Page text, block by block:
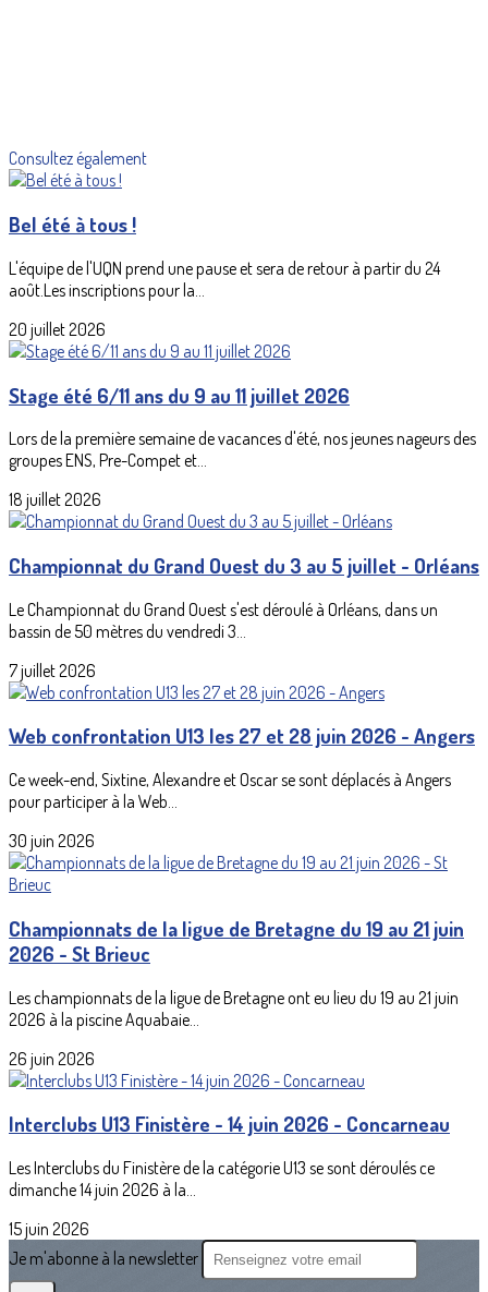
Consultez également
Bel été à tous !
L'équipe de l'UQN prend une pause et sera de retour à partir du 24
août.Les inscriptions pour la...
20 juillet 2026
Stage été 6/11 ans du 9 au 11 juillet 2026
Lors de la première semaine de vacances d'été, nos jeunes nageurs des
groupes ENS, Pre-Compet et...
18 juillet 2026
Championnat du Grand Ouest du 3 au 5 juillet - Orléans
Le Championnat du Grand Ouest s'est déroulé à Orléans, dans un
bassin de 50 mètres du vendredi 3...
7 juillet 2026
Web confrontation U13 les 27 et 28 juin 2026 - Angers
Ce week-end, Sixtine, Alexandre et Oscar se sont déplacés à Angers
pour participer à la Web...
30 juin 2026
Championnats de la ligue de Bretagne du 19 au 21 juin
2026 - St Brieuc
Les championnats de la ligue de Bretagne ont eu lieu du 19 au 21 juin
2026 à la piscine Aquabaie...
26 juin 2026
Interclubs U13 Finistère - 14 juin 2026 - Concarneau
Les Interclubs du Finistère de la catégorie U13 se sont déroulés ce
dimanche 14 juin 2026 à la...
15 juin 2026
Je m'abonne à la newsletter